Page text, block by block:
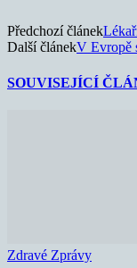
Předchozí článek
Další článekV Evropě
SOUVISEJÍCÍ
Zdravé Zprávy